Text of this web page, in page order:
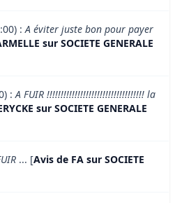
:A éviter juste bon pour payer
sur SOCIETE GENERALE
:A FUIR !!!!!!!!!!!!!!!!!!!!!!!!!!!!!!!!!!! la
sur SOCIETE GENERALE
... [Avis de FA sur SOCIETE